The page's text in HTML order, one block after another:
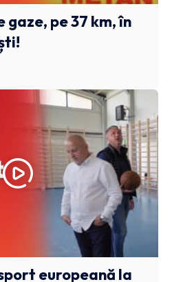
gaze, pe 37 km, în
europeană la